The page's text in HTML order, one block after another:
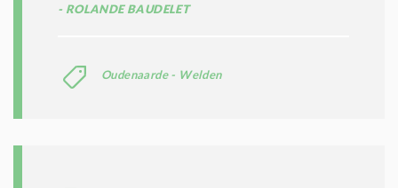
ROLANDE BAUDELET
Oudenaarde - Welden